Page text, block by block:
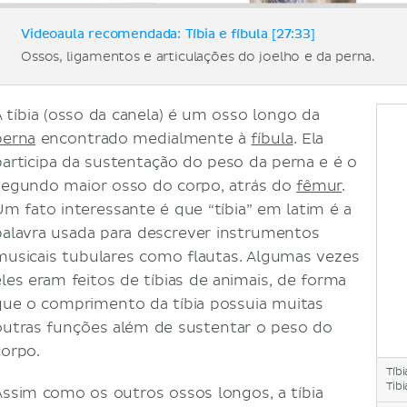
Videoaula recomendada: Tíbia e fíbula [27:33]
Ossos, ligamentos e articulações do joelho e da perna.
tíbia (osso da canela) é um osso longo da
encontrado medialmente àfíbula. Ela
da sustentação do peso da perna e é o
maior osso do corpo, atrás dofêmur.
fato interessante é que “tíbia” em latim é a
usada para descrever instrumentos
tubulares como flautas. Algumas vezes
eram feitos de tíbias de animais, de forma
o comprimento da tíbia possuia muitas
funções além de sustentar o peso do
como os outros ossos longos, a tíbia